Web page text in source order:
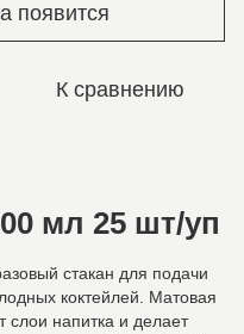
появится
К сравнению
мл 25 шт/уп
стакан для подачи
коктейлей. Матовая
слои напитка и делает